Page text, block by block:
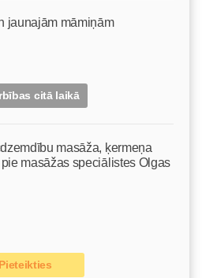
jaunajām māmiņām
citā laikā
masāža, ķermeņa
masāžas speciālistes Olgas
Pieteikties